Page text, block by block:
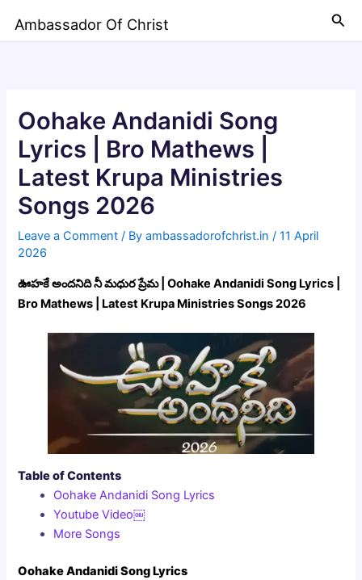
Ambassador Of Christ
Oohake Andanidi Song
Lyrics | Bro Mathews |
Latest Krupa Ministries
Songs 2026
Leave a Comment / Byambassadorofchrist.in/11 April
2026
ఊహకే అందనిది నీ మధుర ప్రేమ | Oohake Andanidi Song Lyrics |
Bro Mathews | Latest Krupa Ministries Songs 2026
Table of Contents
Oohake Andanidi Song Lyrics
Youtube Video￼
More Songs
Oohake Andanidi Song Lyrics